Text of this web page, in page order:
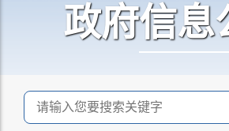
政府信息